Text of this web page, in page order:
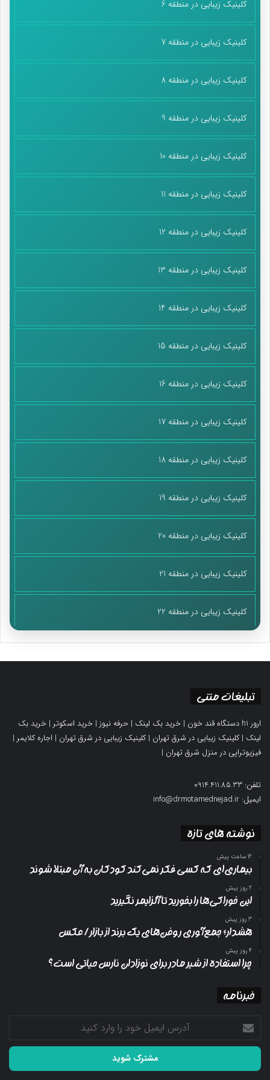
کلینیک زیبایی در منطقه 6
کلینیک زیبایی در منطقه 7
کلینیک زیبایی در منطقه 8
کلینیک زیبایی در منطقه 9
کلینیک زیبایی در منطقه 10
کلینیک زیبایی در منطقه 11
کلینیک زیبایی در منطقه 12
کلینیک زیبایی در منطقه 13
کلینیک زیبایی در منطقه 14
کلینیک زیبایی در منطقه 15
کلینیک زیبایی در منطقه 16
کلینیک زیبایی در منطقه 17
کلینیک زیبایی در منطقه 18
کلینیک زیبایی در منطقه 19
کلینیک زیبایی در منطقه 20
کلینیک زیبایی در منطقه 21
کلینیک زیبایی در منطقه 22
تبلیغات متنی
ارور h1 دستگاه قند خون | خرید بک لینک | حرفه نیوز | خرید اسکوتر | خرید بک
لینک |کلینیک زیبایی در شرق تهران |کلینیک زیبایی در شرق تهران | اجاره کلایمر |
فیزیوتراپی در منزل شرق تهران |
تلفن: 0914.411.85.33
ایمیل: info@drmotamednejad.ir
نوشته های تازه
12 ساعت پیش
بیماری‌ای که کسی فکر نمی‌کند کودکان به آن مبتلا شوند
2 روز پیش
این خوراکی‌ها را بخورید تا آلزایمر نگیرید
3 روز پیش
هشدار؛ جمع‌آوری روغن‌های یک برند از بازار/ عکس
4 روز پیش
چرا استفاده از شیر مادر برای نوزادان نارس حیاتی است؟
خبرنامه
آدرس
ایمیل
خود
وارد